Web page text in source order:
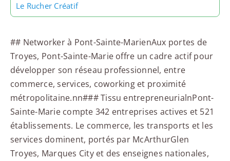
Le Rucher Créatif
## Networker à Pont-Sainte-MarienAux portes de
Troyes, Pont-Sainte-Marie offre un cadre actif pour
développer son réseau professionnel, entre
commerce, services, coworking et proximité
métropolitaine.nn### Tissu entrepreneurialnPont-
Sainte-Marie compte 342 entreprises actives et 521
établissements. Le commerce, les transports et les
services dominent, portés par McArthurGlen
Troyes, Marques City et des enseignes nationales,